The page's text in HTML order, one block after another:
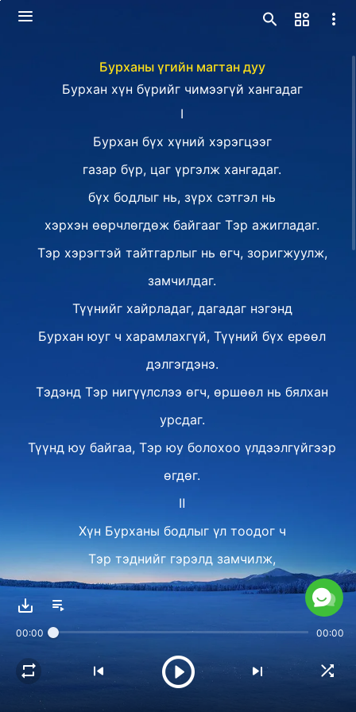
Бурханы үгийн магтан дуу
Бурхан хүн бүрийг чимээгүй хангадаг
Ⅰ
Бурхан бүх хүний хэрэгцээг
газар бүр, цаг үргэлж хангадаг.
бүх бодлыг нь, зүрх сэтгэл нь
хэрхэн өөрчлөгдөж байгааг Тэр ажигладаг.
Тэр хэрэгтэй тайтгарлыг нь өгч, зоригжуулж,
замчилдаг.
Түүнийг хайрладаг, дагадаг нэгэнд
Бурхан юуг ч харамлахгүй, Түүний бүх ерөөл
дэлгэгдэнэ.
Тэдэнд Тэр нигүүлслээ өгч, өршөөл нь бялхан
урсдаг.
Түүнд юу байгаа, Тэр юу болохоо үлдээлгүйгээр
өгдөг.
Ⅱ
Хүн Бурханы бодлыг үл тоодог ч
Тэр тэднийг гэрэлд замчилж,
тэднийг хангаж,
Түүний замыг дагаж, дуулгавартай байхад нь
ингэснээр тэд хамгийн сайхан хүрэх газрыг
00:00 00:00